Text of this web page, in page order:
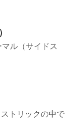
ル（サイドス
トリックの中で